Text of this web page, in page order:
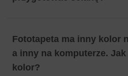
Fototapeta ma inny kolor
a inny na komputerze.
kolor?